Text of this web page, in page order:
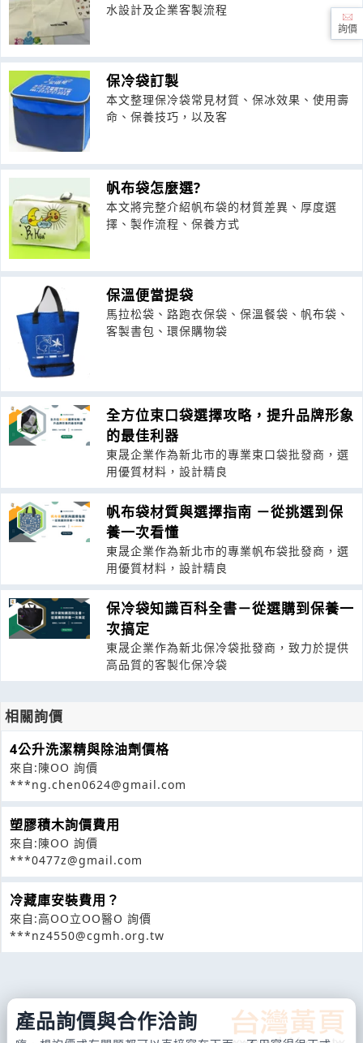
水設計及企業客製流程
保冷袋訂製
本文整理保冷袋常見材質、保冰效果、使用壽
命、保養技巧，以及客
帆布袋怎麼選?
本文將完整介紹帆布袋的材質差異、厚度選
擇、製作流程、保養方式
保溫便當提袋
馬拉松袋、路跑衣保袋、保溫餐袋、帆布袋、
客製書包、環保購物袋
全方位束口袋選擇攻略，提升品牌形象
的最佳利器
東晟企業作為新北市的專業束口袋批發商，選
用優質材料，設計精良
帆布袋材質與選擇指南 －從挑選到保
養一次看懂
東晟企業作為新北市的專業帆布袋批發商，選
用優質材料，設計精良
保冷袋知識百科全書－從選購到保養一
次搞定
東晟企業作為新北保冷袋批發商，致力於提供
高品質的客製化保冷袋
相關詢價
4公升洗潔精與除油劑價格
來自:陳OO 詢價
***ng.chen0624@gmail.com
塑膠積木詢價費用
來自:陳OO 詢價
***0477z@gmail.com
冷藏庫安裝費用？
來自:高OO立OO醫O 詢價
***nz4550@cgmh.org.tw
產品詢價與合作洽詢
詢價